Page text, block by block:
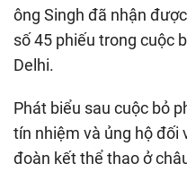
ông Singh đã nhận
số 45 phiếu trong cuộc
Delhi.
Phát biểu sau cuộc bỏ
tín nhiệm và ủng hộ đối
đoàn kết thể thao ở